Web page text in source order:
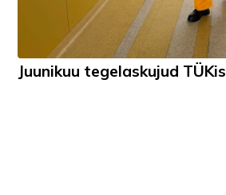
Juunikuu tegelaskujud TÜKis